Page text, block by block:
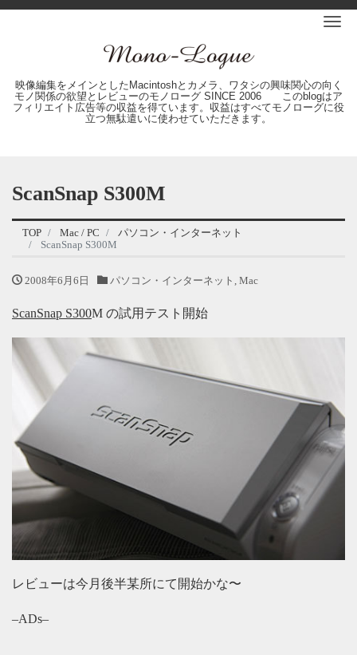
映像編集をメインとしたMacintoshとカメラ、ワタシの興味関心の向く
モノ関係の欲望とレビューのモノローグ SINCE 2006 このblogはア
フィリエイト広告等の収益を得ています。収益はすべてモノローグに役
立つ無駄遣いに使わせていただきます。
ScanSnap S300M
TOP Mac / PC
パソコン・インターネット
ScanSnap S300M
2008年6月6日 パソコン・インターネット , Mac
ScanSnap S300M の試用テスト開始
レビューは今月後半某所にて開始かな〜
–ADs–